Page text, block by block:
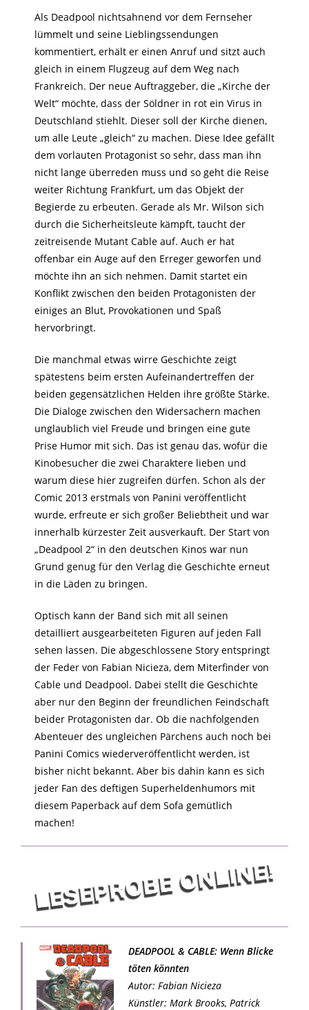
Als Deadpool nichtsahnend vor dem Fernseher
lümmelt und seine Lieblingssendungen
kommentiert, erhält er einen Anruf und sitzt auch
gleich in einem Flugzeug auf dem Weg nach
Frankreich. Der neue Auftraggeber, die „Kirche der
Welt“ möchte, dass der Söldner in rot ein Virus in
Deutschland stiehlt. Dieser soll der Kirche dienen,
um alle Leute „gleich“ zu machen. Diese Idee gefällt
dem vorlauten Protagonist so sehr, dass man ihn
nicht lange überreden muss und so geht die Reise
weiter Richtung Frankfurt, um das Objekt der
Begierde zu erbeuten. Gerade als Mr. Wilson sich
durch die Sicherheitsleute kämpft, taucht der
zeitreisende Mutant Cable auf. Auch er hat
offenbar ein Auge auf den Erreger geworfen und
möchte ihn an sich nehmen. Damit startet ein
Konflikt zwischen den beiden Protagonisten der
einiges an Blut, Provokationen und Spaß
hervorbringt.
Die manchmal etwas wirre Geschichte zeigt
spätestens beim ersten Aufeinandertreffen der
beiden gegensätzlichen Helden ihre größte Stärke.
Die Dialoge zwischen den Widersachern machen
unglaublich viel Freude und bringen eine gute
Prise Humor mit sich. Das ist genau das, wofür die
Kinobesucher die zwei Charaktere lieben und
warum diese hier zugreifen dürfen. Schon als der
Comic 2013 erstmals von Panini veröffentlicht
wurde, erfreute er sich großer Beliebtheit und war
innerhalb kürzester Zeit ausverkauft. Der Start von
„Deadpool 2“ in den deutschen Kinos war nun
Grund genug für den Verlag die Geschichte erneut
in die Läden zu bringen.
Optisch kann der Band sich mit all seinen
detailliert ausgearbeiteten Figuren auf jeden Fall
sehen lassen. Die abgeschlossene Story entspringt
der Feder von Fabian Nicieza, dem Miterfinder von
Cable und Deadpool. Dabei stellt die Geschichte
aber nur den Beginn der freundlichen Feindschaft
beider Protagonisten dar. Ob die nachfolgenden
Abenteuer des ungleichen Pärchens auch noch bei
Panini Comics wiederveröffentlicht werden, ist
bisher nicht bekannt. Aber bis dahin kann es sich
jeder Fan des deftigen Superheldenhumors mit
diesem Paperback auf dem Sofa gemütlich
machen!
DEADPOOL & CABLE: Wenn Blicke
töten könnten
Autor: Fabian Nicieza
Künstler: Mark Brooks, Patrick